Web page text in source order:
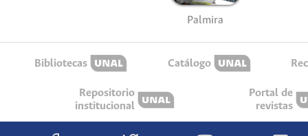
Palmira
Bibliotecas Catálogo
Repositorio
institucional
Portal de
revistas